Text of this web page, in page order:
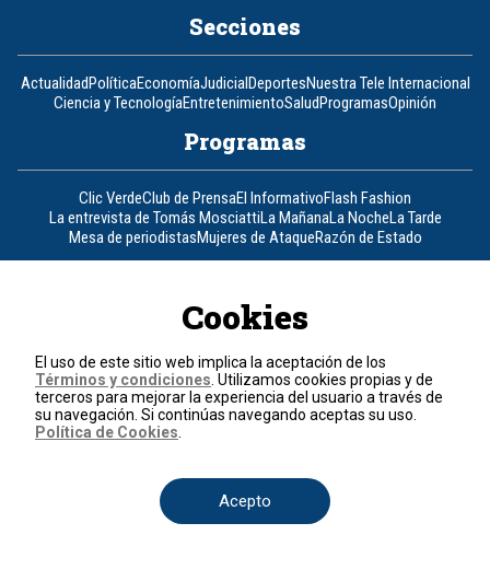
Secciones
ActualidadPolíticaEconomíaJudicialDeportesNuestra Tele Internacional
Ciencia y TecnologíaEntretenimientoSaludProgramasOpinión
Programas
Clic VerdeClub de PrensaEl InformativoFlash Fashion
La entrevista de Tomás MosciattiLa MañanaLa NocheLa Tarde
Mesa de periodistasMujeres de AtaqueRazón de Estado
Atención al clienteAtención al inversionista
Informe de sostenibilidad
Código de autorregulación
Ventas InternacionalesLínea ÉticaPrensa RCNOBA
Visite también
Nuestra Tele Internacional
NovelasFides
Un producto de RCN Televisión
RCN Total
Cookies
El uso de este sitio web implica la aceptación de los
Términos y condiciones . Utilizamos cookies propias y de
terceros para mejorar la experiencia del usuario a través de
su navegación. Si continúas navegando aceptas su uso.
Política de Cookies
Acepto